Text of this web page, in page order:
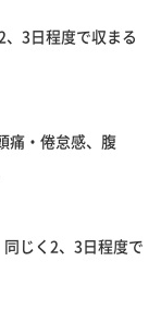
3日程度で収まる
痛・倦怠感、腹
じく2、3日程度で